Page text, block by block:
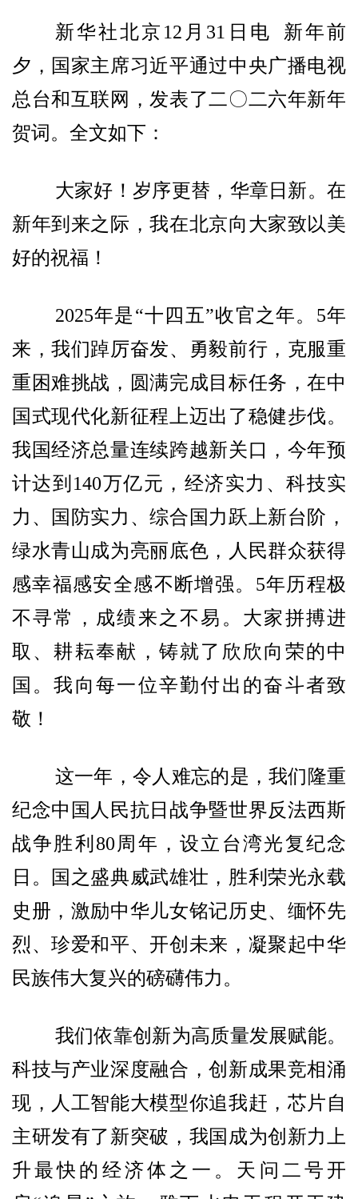
新华社北京12月31日电 新年前
夕，国家主席习近平通过中央广播电视
总台和互联网，发表了二〇二六年新年
贺词。全文如下：
大家好！岁序更替，华章日新。在
新年到来之际，我在北京向大家致以美
好的祝福！
2025年是“十四五”收官之年。5年
来，我们踔厉奋发、勇毅前行，克服重
重困难挑战，圆满完成目标任务，在中
国式现代化新征程上迈出了稳健步伐。
我国经济总量连续跨越新关口，今年预
计达到140万亿元，经济实力、科技实
力、国防实力、综合国力跃上新台阶，
绿水青山成为亮丽底色，人民群众获得
感幸福感安全感不断增强。5年历程极
不寻常，成绩来之不易。大家拼搏进
取、耕耘奉献，铸就了欣欣向荣的中
国。我向每一位辛勤付出的奋斗者致
敬！
这一年，令人难忘的是，我们隆重
纪念中国人民抗日战争暨世界反法西斯
战争胜利80周年，设立台湾光复纪念
日。国之盛典威武雄壮，胜利荣光永载
史册，激励中华儿女铭记历史、缅怀先
烈、珍爱和平、开创未来，凝聚起中华
民族伟大复兴的磅礴伟力。
我们依靠创新为高质量发展赋能。
科技与产业深度融合，创新成果竞相涌
现，人工智能大模型你追我赶，芯片自
主研发有了新突破，我国成为创新力上
升最快的经济体之一。天问二号开